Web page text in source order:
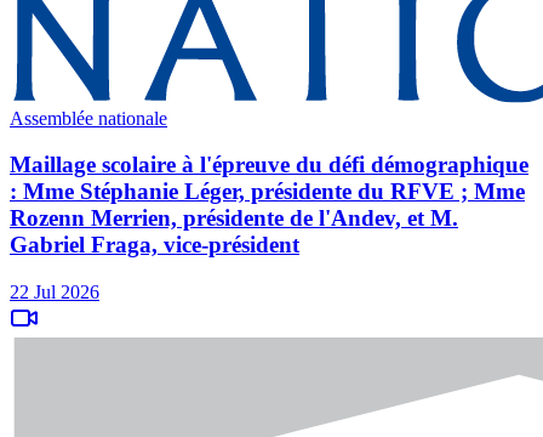
Assemblée nationale
Maillage scolaire à l'épreuve du défi démographique
: Mme Stéphanie Léger, présidente du RFVE ; Mme
Rozenn Merrien, présidente de l'Andev, et M.
Gabriel Fraga, vice-président
22 Jul 2026